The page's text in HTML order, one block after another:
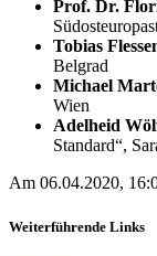
Prof. Dr.
Tobias
Belgrad
Michael
Wien
Adelheid
Standard“,
Am 06.04.2020,
Weiterführende Links